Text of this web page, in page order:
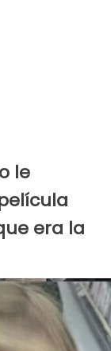
le
era la